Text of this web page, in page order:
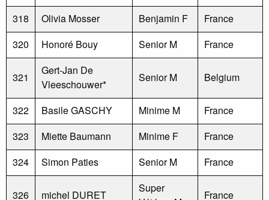
318 Olivia Mosser Benjamin F
France
320
Honoré Bouy Senior M France
321
Gert-Jan De
Vleeschouwer*
Senior M Belgium
322 Basile GASCHY Minime M
France
323
Miette Baumann Minime F
France
324
Simon Paties Senior M France
326 michel DURET
Super
France